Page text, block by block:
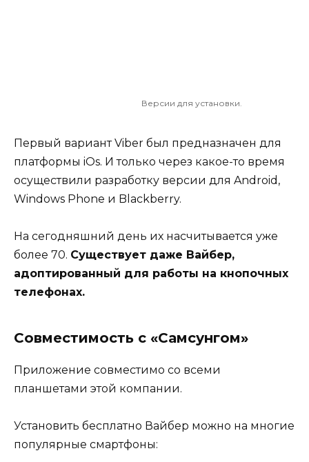
Версии для установки.
Первый вариант Viber был предназначен для
платформы iOs. И только через какое-то время
осуществили разработку версии для Android,
Windows Phone и Blackberry.
На сегодняшний день их насчитывается уже
более 70. Существует даже Вайбер,
адоптированный для работы на кнопочных
телефонах.
Совместимость с «Самсунгом»
Приложение совместимо со всеми
планшетами этой компании.
Установить бесплатно Вайбер можно на многие
популярные смартфоны: